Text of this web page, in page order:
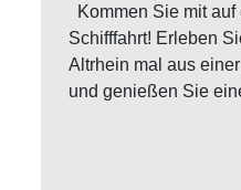
Kommen Sie mit
Schifffahrt! Erleben
Altrhein mal aus
und genießen Sie